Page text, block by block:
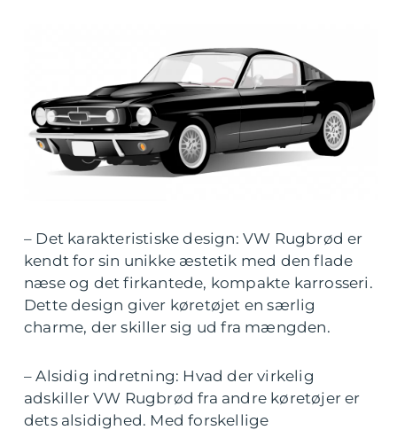
– Det karakteristiske design: VW Rugbrød er
kendt for sin unikke æstetik med den flade
næse og det firkantede, kompakte karrosseri.
Dette design giver køretøjet en særlig
charme, der skiller sig ud fra mængden.
– Alsidig indretning: Hvad der virkelig
adskiller VW Rugbrød fra andre køretøjer er
dets alsidighed. Med forskellige